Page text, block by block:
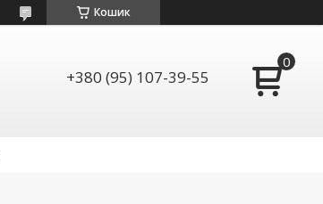
Кошик
+380 (95) 107-39-55